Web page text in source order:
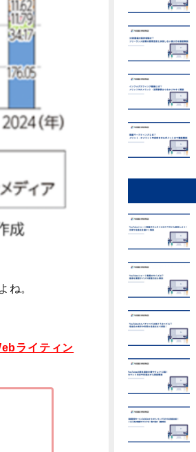
ね。
ライティン